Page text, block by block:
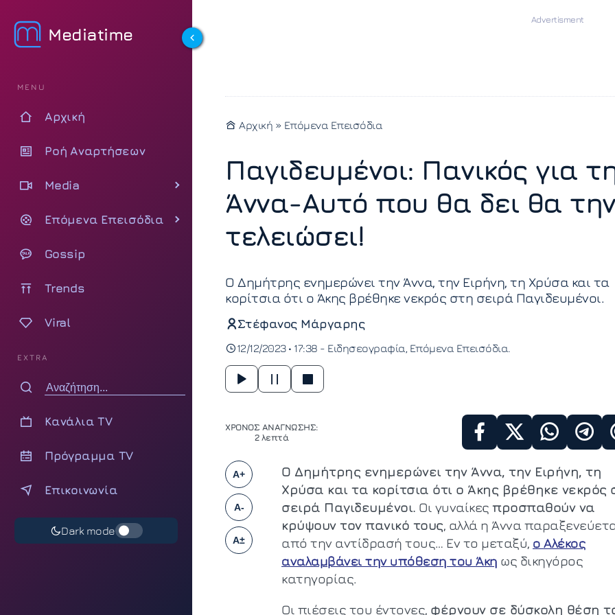
Mediatime
MENU
Αρχική
Ροή Αναρτήσεων
Media
Επόμενα Επεισόδια
Gossip
Trends
Viral
EXTRA
Κανάλια TV
Πρόγραμμα TV
Επικοινωνία
Dark mode
Αρχική » Επόμενα Επεισόδια
Παγιδευμένοι: Πανικός για
Άννα-Αυτό που θα δει θα την
τελειώσει!
Ο Δημήτρης ενημερώνει την Άννα, την Ειρήνη, τη Χρύσα και τα
κορίτσια ότι ο Άκης βρέθηκε νεκρός στη σειρά Παγιδευμένοι.
Στέφανος Μάργαρης
12/12/2023 • 17:38 - Ειδησεογραφία Επόμενα Επεισόδια
ΧΡΟΝΟΣ ΑΝΑΓΝΩΣΗΣ:
2 λεπτά
A+
A-
A±
Ο Δημήτρης ενημερώνει την Άννα, την Ειρήνη, τη
Χρύσα και τα κορίτσια ότι ο Άκης βρέθηκε νεκρός
σειρά Παγιδευμένοι. Οι γυναίκες προσπαθούν να
κρύψουν τον πανικό τους, αλλά η Άννα
από την αντίδρασή τους… Εν το μεταξύ, ο Αλέκος
αναλαμβάνει την υπόθεση του Άκη ως δικηγόρος
κατηγορίας.
Οι πιέσεις του έντονες, φέρνουν σε δύσκολη θέση